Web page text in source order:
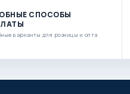
СПОСОБЫ
варианты для розницы и опта